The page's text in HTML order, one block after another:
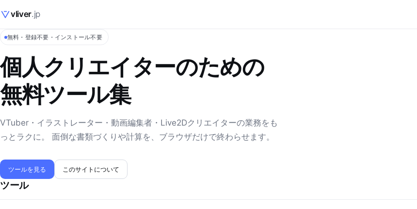
vliver.jp
無料・登録不要・インストール不要
個人クリエイターのための
無料ツール集
VTuber・イラストレーター・動画編集者・Live2Dクリエイターの業務をも
っとラクに。 面倒な書類づくりや計算を、ブラウザだけで終わらせます。
ツールを見る このサイトについて
ツール